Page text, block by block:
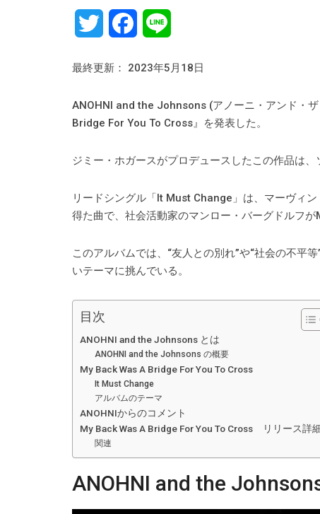
Twitter Facebook
最終更新： 2023年5月18日
ANOHNI and the Johnsons (アノーニ・アンド・
Bridge For You To Cross』を発表した。
ジミー・ホガースがプロデュースしたこの作品は
リードシングル「It Must Change」は、マーヴィ
得た曲で、社会活動家のマンロー・バーグドルフが
このアルバムでは、“友人との別れ”や“社会の不平
いテーマに挑んでいる。
目次
ANOHNI and the Johnsons とは
ANOHNI and the Johnsons の概要
My Back Was A Bridge For You To Cross
It Must Change
アルバムのテーマ
ANOHNIからのコメント
My Back Was A Bridge For You To Cross リリース詳
関連
ANOHNI and the